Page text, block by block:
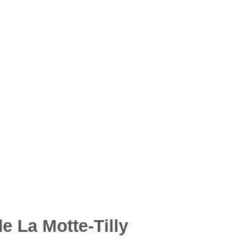
La Motte-Tilly